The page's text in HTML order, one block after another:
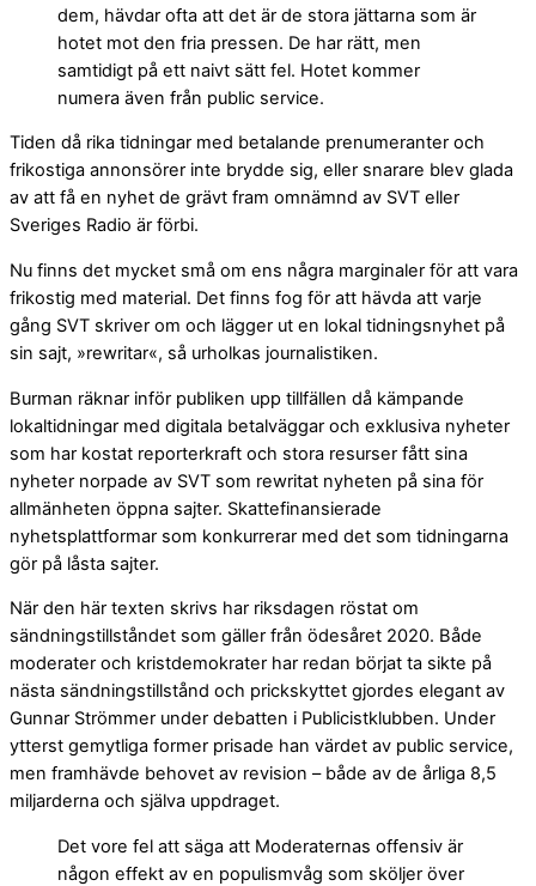
dem, hävdar ofta att det är de stora jättarna som är
hotet mot den fria pressen. De har rätt, men
samtidigt på ett naivt sätt fel. Hotet kommer
numera även från public service.
Tiden då rika tidningar med betalande prenumeranter och
frikostiga annonsörer inte brydde sig, eller snarare blev glada
av att få en nyhet de grävt fram omnämnd av SVT eller
Sveriges Radio är förbi.
Nu finns det mycket små om ens några marginaler för att vara
frikostig med material. Det finns fog för att hävda att varje
gång SVT skriver om och lägger ut en lokal tidningsnyhet på
sin sajt, »rewritar«, så urholkas journalistiken.
Burman räknar inför publiken upp tillfällen då kämpande
lokaltidningar med digitala betalväggar och exklusiva nyheter
som har kostat reporterkraft och stora resurser fått sina
nyheter norpade av SVT som rewritat nyheten på sina för
allmänheten öppna sajter. Skattefinansierade
nyhetsplattformar som konkurrerar med det som tidningarna
gör på låsta sajter.
När den här texten skrivs har riksdagen röstat om
sändningstillståndet som gäller från ödesåret 2020. Både
moderater och kristdemokrater har redan börjat ta sikte på
nästa sändningstillstånd och prickskyttet gjordes elegant av
Gunnar Strömmer under debatten i Publicistklubben. Under
ytterst gemytliga former prisade han värdet av public service,
men framhävde behovet av revision – både av de årliga 8,5
miljarderna och själva uppdraget.
Det vore fel att säga att Moderaternas offensiv är
någon effekt av en populismvåg som sköljer över